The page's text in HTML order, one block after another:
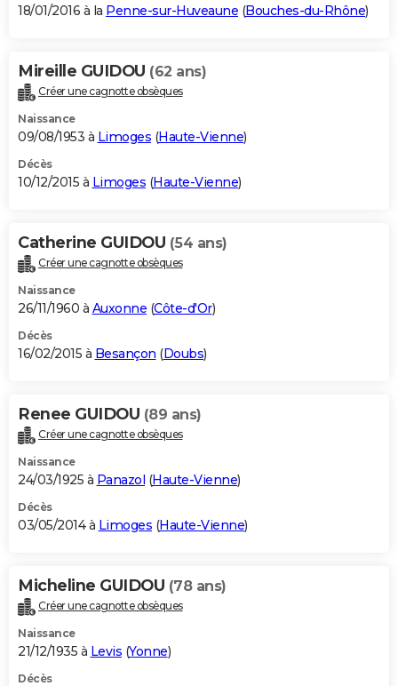
18/01/2016 à la Penne-sur-Huveaune (Bouches-du-Rhône)
Mireille GUIDOU (62 ans)
Créer une cagnotte obsèques
Naissance
09/08/1953 à Limoges (Haute-Vienne)
Décès
10/12/2015 à Limoges (Haute-Vienne)
Catherine GUIDOU (54 ans)
Créer une cagnotte obsèques
Naissance
26/11/1960 à Auxonne (Côte-d'Or)
Décès
16/02/2015 à Besançon (Doubs)
Renee GUIDOU (89 ans)
Créer une cagnotte obsèques
Naissance
24/03/1925 à Panazol (Haute-Vienne)
Décès
03/05/2014 à Limoges (Haute-Vienne)
Micheline GUIDOU (78 ans)
Créer une cagnotte obsèques
Naissance
21/12/1935 à Levis (Yonne)
Décès